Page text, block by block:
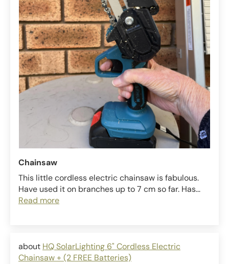
Chainsaw
This little cordless electric chainsaw is fabulous.
Have used it on branches up to 7 cm so far. Has...
Read more
HQ SolarLighting 6" Cordless Electric
Chainsaw + (2 FREE Batteries)